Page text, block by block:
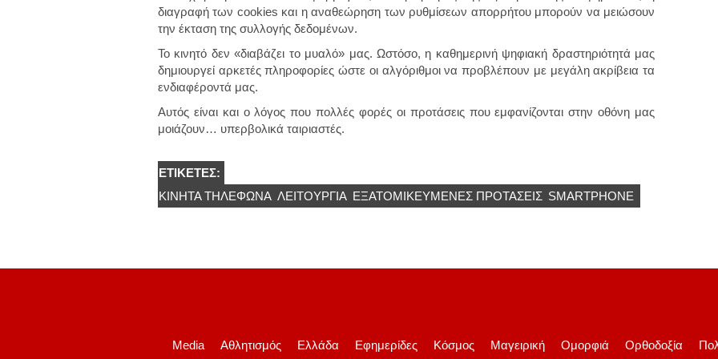
διαγραφή των cookies και η αναθεώρηση των ρυθμίσεων απορρήτου μπορούν να μειώσουν
την έκταση της συλλογής δεδομένων.
Το κινητό δεν «διαβάζει το μυαλό» μας. Ωστόσο, η καθημερινή ψηφιακή δραστηριότητά μας
δημιουργεί αρκετές πληροφορίες ώστε οι αλγόριθμοι να προβλέπουν με μεγάλη ακρίβεια τα
ενδιαφέροντά μας.
Αυτός είναι και ο λόγος που πολλές φορές οι προτάσεις που εμφανίζονται στην οθόνη μας
μοιάζουν… υπερβολικά ταιριαστές.
ΕΤΙΚΈΤΕΣ:
ΚΙΝΗΤΆ ΤΗΛΈΦΩΝΑ ΛΕΙΤΟΥΡΓΊΑ ΕΞΑΤΟΜΙΚΕΥΜΈΝΕΣ ΠΡΟΤΆΣΕΙΣ SMARTPHONE
Media Αθλητισμός Ελλάδα Εφημερίδες Κόσμος Μαγειρική Ομορφιά Ορθοδοξία